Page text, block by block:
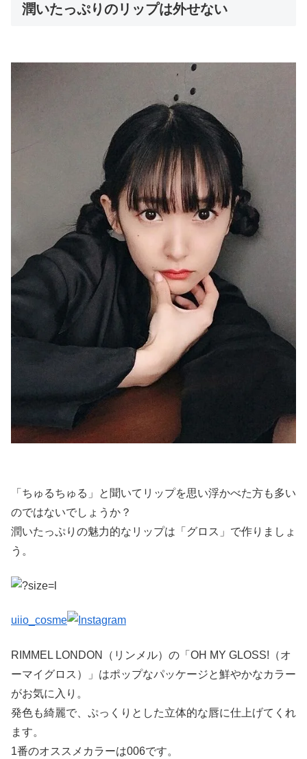
潤いたっぷりのリップは外せない
「ちゅるちゅる」と聞いてリップを思い浮かべた方も多い
のではないでしょうか？
潤いたっぷりの魅力的なリップは「グロス」で作りましょ
う。
uiio_cosme
RIMMEL LONDON（リンメル）の「OH MY GLOSS!（オ
ーマイグロス）」はポップなパッケージと鮮やかなカラー
がお気に入り。
発色も綺麗で、ぷっくりとした立体的な唇に仕上げてくれ
ます。
1番のオススメカラーは006です。